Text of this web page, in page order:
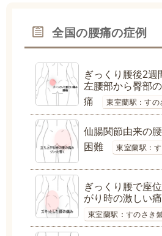
全国の腰痛の症例
ぎっくり腰後2週
左腰部から臀部
痛
東室蘭駅：す
仙腸関節由来の
困難
東室蘭駅：
ぎっくり腰で座
がり時の激しい
東室蘭駅：すのさき